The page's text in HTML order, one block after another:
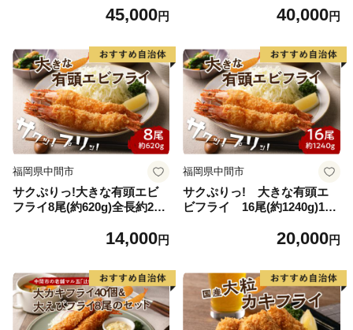
45,000円
華2人前【001-0452】40,000円
福岡県中間市
サクぷりっ!大きな有頭エビ
フライ8尾(約620g)全長約20c
14,000円
福岡県中間市
サクぷりっ! 大きな有頭エ
ビフライ 16尾(約1240g)1尾
20,000円